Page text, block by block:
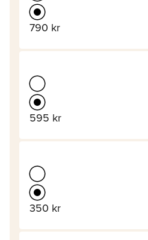
790 kr
595 kr
350 kr